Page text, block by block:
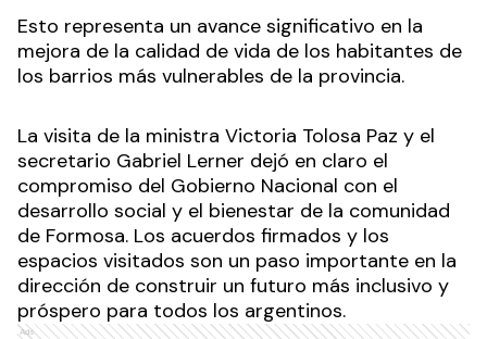
Esto representa un avance significativo en la
mejora de la calidad de vida de los habitantes de
los barrios más vulnerables de la provincia.
La visita de la ministra Victoria Tolosa Paz y el
secretario Gabriel Lerner dejó en claro el
compromiso del Gobierno Nacional con el
desarrollo social y el bienestar de la comunidad
de Formosa. Los acuerdos firmados y los
espacios visitados son un paso importante en la
dirección de construir un futuro más inclusivo y
próspero para todos los argentinos.
Ads